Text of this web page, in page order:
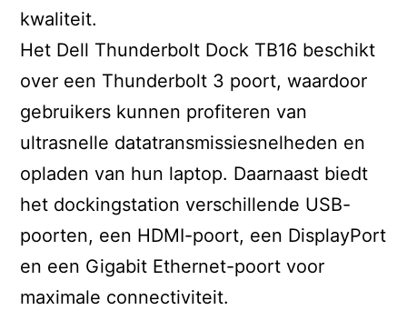
kwaliteit.
Het Dell Thunderbolt Dock TB16 beschikt
over een Thunderbolt 3 poort, waardoor
gebruikers kunnen profiteren van
ultrasnelle datatransmissiesnelheden en
opladen van hun laptop. Daarnaast biedt
het dockingstation verschillende USB-
poorten, een HDMI-poort, een DisplayPort
en een Gigabit Ethernet-poort voor
maximale connectiviteit.